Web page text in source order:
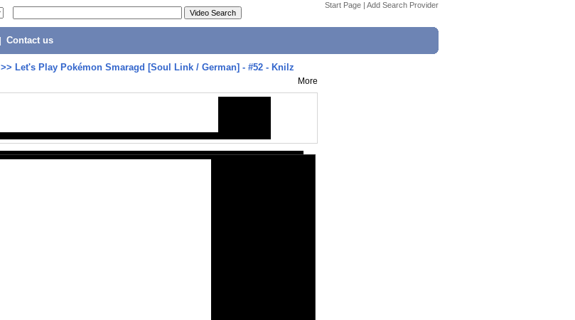
Start Page | Add Search Provider
Contact us
>> Let's Play Pokémon Smaragd [Soul Link / German] - #52 - Knilz
More